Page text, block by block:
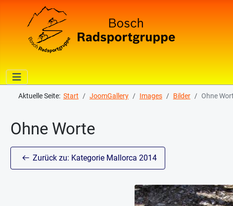
Aktuelle Seite: Start JoomGallery Images Bilder Ohne
Ohne Worte
Zurück zu: Kategorie Mallorca 2014